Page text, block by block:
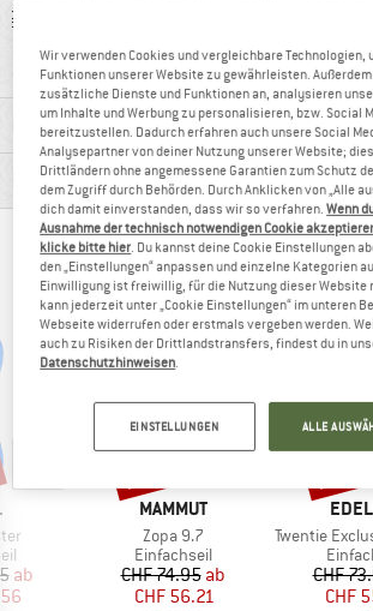
Weiterempfehlung
Preis/
MATERIALINFOS & FEATURES
PRODUKTBESCHREIBUNG
ANDERE BERGFREUNDE
AN
Preis
ab
MARKE
MAMMUT
Artikel
Zopa 9.7
Produktgruppe
Einfachseil
Preis
CHF 74.95reduzierter Preis
ab
CHF 56.21
25%
Artikel
Twentie
CHF
CHF
25%
Wir verwenden Cookies und vergleichbare Technologien,
Funktionen unserer Website zu gewährleisten.
zusätzliche Dienste und Funktionen an, analysieren
um Inhalte und Werbung zu personalisieren, bzw. Social
bereitzustellen. Dadurch erfahren auch unsere Social
Analysepartner von deiner Nutzung unserer Website;
Drittländern ohne angemessene Garantien zum Schutz
dem Zugriff durch Behörden. Durch Anklicken von „Alle
dich damit einverstanden, dass wir so verfahren.Wenn
Ausnahme der technisch notwendigen Cookie
klicke bitte hier. Du kannst deine Cookie Einstellungen
den „Einstellungen“ anpassen und einzelne Kategorien
Einwilligung ist freiwillig, für die Nutzung dieser Website
kann jederzeit unter „Cookie Einstellungen“ im unteren
Webseite widerrufen oder erstmals vergeben werden.
auch zu Risiken der Drittlandstransfers, findest du in
Datenschutzhinweisen.
EINSTELLUNGEN ALLE